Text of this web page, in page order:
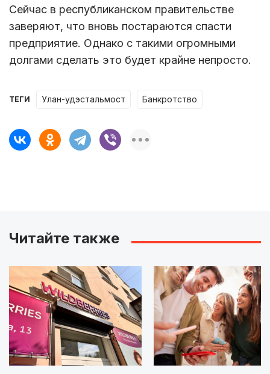
Сейчас в республиканском правительстве
заверяют, что вновь постараются спасти
предприятие. Однако с такими огромными
долгами сделать это будет крайне непросто.
ТЕГИ улан-удэстальмост банкротство
Читайте также